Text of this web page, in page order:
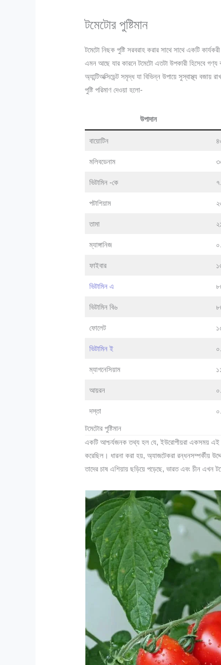
টমেটোর পুষ্টিমান
টমেটো নিছক পুষ্টি সরবরাহ করার সাথে সাথে একটি
এমন আছে যার কারনে টমেটো এতটা উপকারী হিসেবে
অ্যান্টিঅক্সিডেন্ট সমৃদ্ধ যা বিভিন্ন উপায়ে সুস্বাস্থ্য
পুষ্টি পরিমাণ দেওয়া হলো-
উপাদান
বায়োটিন
মলিবডেনাম
ভিটামিন -কে
পটাশিয়াম
তামা
ম্যাঙ্গানিজ
ফাইবার
ভিটামিন এ
ভিটামিন বি৬
ফোলেট
ভিটামিন ই
ম্যাগনেসিয়াম
আয়রন
দস্তা
টমেটোর পুষ্টিমান
একটি আশ্চর্যজনক তথ্য হল যে, ইউরোপীয়রা একসময় এই
করেছিল। ধারনা করা হয়, অ্যাজটেকরা রন্ধনসম্পর্কীয়
তাদের চাষ এশিয়ায় ছড়িয়ে পড়েছে, ভারত এবং চীন এখন